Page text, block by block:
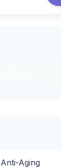
Anti-Aging